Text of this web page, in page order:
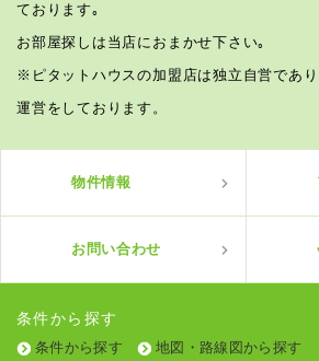
ております｡
お部屋探しは当店におまかせ下さい｡
※ピタットハウスの加盟店は独立自営であ
運営をしております。
物件情報
お問い合わせ
条件から探す
条件から探す 地図・路線図から探す